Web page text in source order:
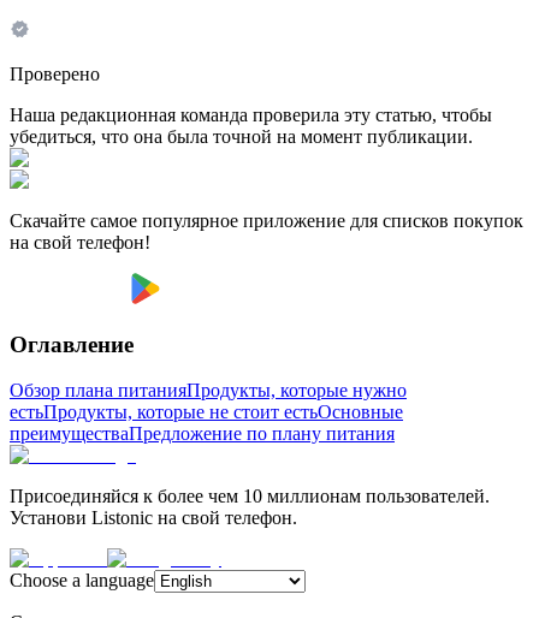
Проверено
Наша редакционная команда проверила эту статью, чтобы
убедиться, что она была точной на момент публикации.
Скачайте самое популярное приложение для списков покупок
на свой телефон!
Оглавление
Обзор плана питанияПродукты, которые нужно
естьПродукты, которые не стоит естьОсновные
преимуществаПредложение по плану питания
Присоединяйся к более чем 10 миллионам пользователей.
Установи Listonic на свой телефон.
Choose a language